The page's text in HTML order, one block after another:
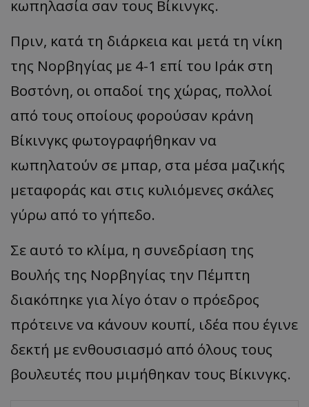
κωπηλασία σαν τους Βίκινγκς.
Πριν, κατά τη διάρκεια και μετά τη νίκη
της Νορβηγίας με 4-1 επί του Ιράκ στη
Βοστόνη, οι οπαδοί της χώρας, πολλοί
από τους οποίους φορούσαν κράνη
Βίκινγκς φωτογραφήθηκαν να
κωπηλατούν σε μπαρ, στα μέσα μαζικής
μεταφοράς και στις κυλιόμενες σκάλες
γύρω από το γήπεδο.
Σε αυτό το κλίμα, η συνεδρίαση της
Βουλής της Νορβηγίας την Πέμπτη
διακόπηκε για λίγο όταν ο πρόεδρος
πρότεινε να κάνουν κουπί, ιδέα που έγινε
δεκτή με ενθουσιασμό από όλους τους
βουλευτές που μιμήθηκαν τους Βίκινγκς.